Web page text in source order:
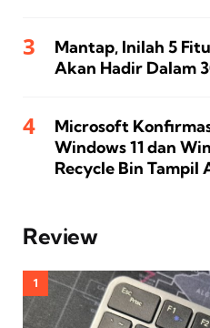
Mantap, Inilah 5
Akan Hadir Dalam
Microsoft
Windows 11 dan
Recycle Bin Tampil
Review